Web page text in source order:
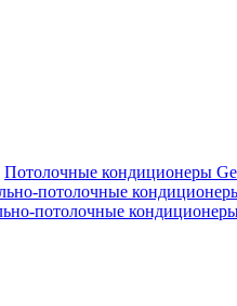
Потолочные кондиционеры
потолочные
потолочные